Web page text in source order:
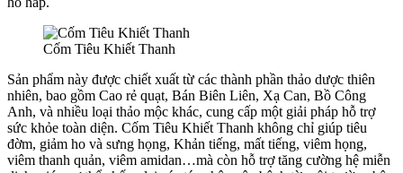
Cốm Tiêu Khiết Thanh
Sản phẩm này được chiết xuất từ các thành phần thảo dược thiên
nhiên, bao gồm Cao rẻ quạt, Bán Biên Liên, Xạ Can, Bồ Công
Anh, và nhiều loại thảo mộc khác, cung cấp một giải pháp hỗ trợ
sức khỏe toàn diện. Cốm Tiêu Khiết Thanh không chỉ giúp tiêu
đờm, giảm ho và sưng họng, Khản tiếng, mất tiếng, viêm họng,
viêm thanh quản, viêm amidan…mà còn hỗ trợ tăng cường hệ miễn